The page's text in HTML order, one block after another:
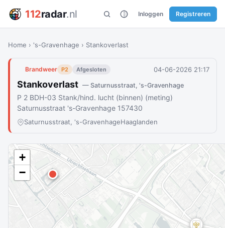
112radar.nl Inloggen Registreren
Home › 's-Gravenhage › Stankoverlast
Brandweer P2 Afgesloten 04-06-2026 21:17
Stankoverlast — Saturnusstraat, 's-Gravenhage
P 2 BDH-03 Stank/hind. lucht (binnen) (meting)
Saturnusstraat 's-Gravenhage 157430
Saturnusstraat, 's-GravenhageHaaglanden
+
−